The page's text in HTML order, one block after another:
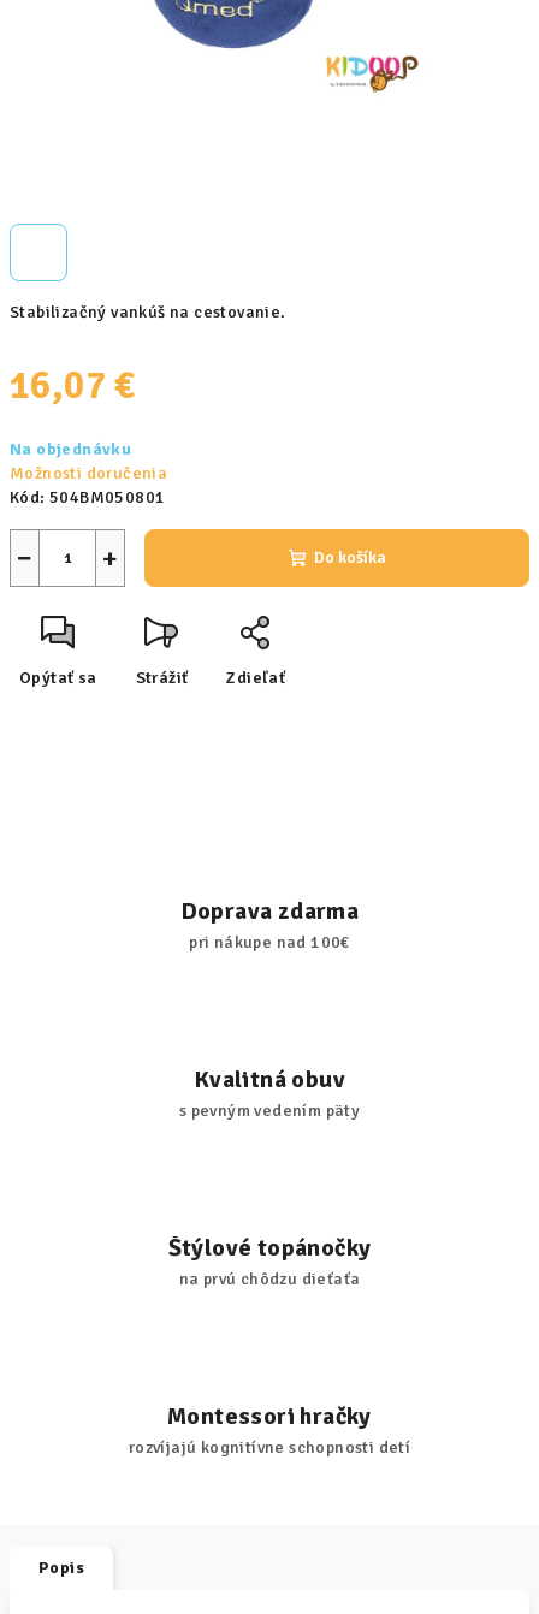
Stabilizačný vankúš na cestovanie.
16,07 €
cena:
Na objednávku
Možnosti doručenia
Kód: 504BM050801
+
− Do košíka
Opýtať sa Strážiť Zdieľať
Doprava zdarma
pri nákupe nad 100€
Kvalitná obuv
s pevným vedením päty
Štýlové topánočky
na prvú chôdzu dieťaťa
Montessori hračky
rozvíjajú kognitívne schopnosti detí
Popis